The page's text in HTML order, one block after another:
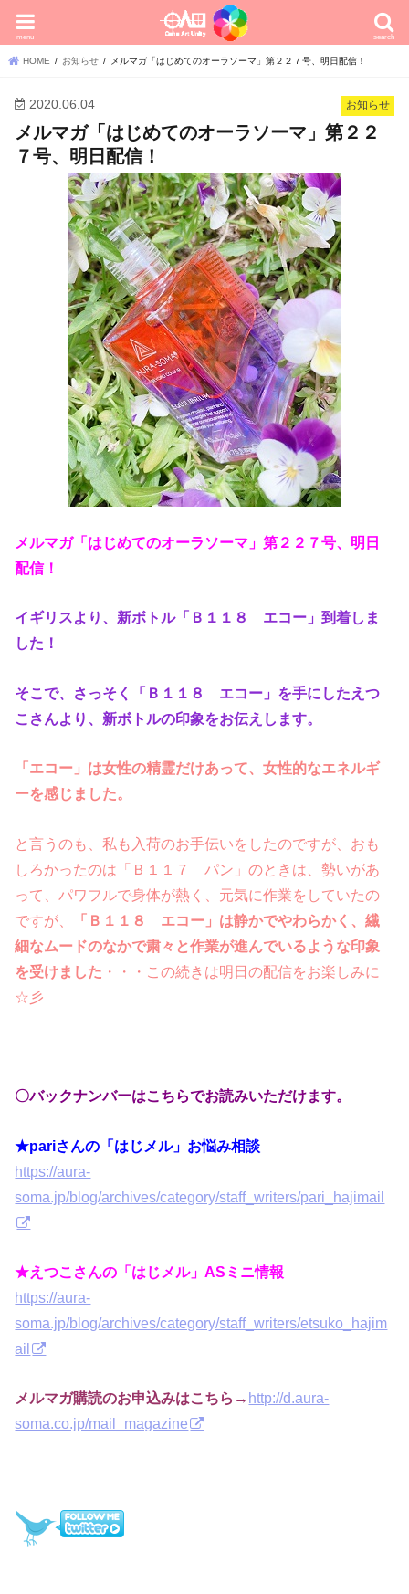
search
menu
HOME お知らせ メルマガ「はじめてのオーラソーマ」第２２７号、明日配信！
お知らせ
2020.06.04
メルマガ「はじめてのオーラソーマ」第２２
７号、明日配信！
メルマガ「はじめてのオーラソーマ」第２２７号、明日
配信！
イギリスより、新ボトル「Ｂ１１８ エコー」到着しま
した！
そこで、さっそく「Ｂ１１８ エコー」を手にしたえつ
こさんより、新ボトルの印象をお伝えします。
「エコー」は女性の精霊だけあって、女性的なエネルギ
ーを感じました。
と言うのも、私も入荷のお手伝いをしたのですが、おも
しろかったのは「Ｂ１１７ パン」のときは、勢いがあ
って、パワフルで身体が熱く、元気に作業をしていたの
ですが、
「Ｂ１１８ エコー」は静かでやわらかく、繊
細なムードのなかで粛々と作業が進んでいるような印象
を受けました ・・・この続きは明日の配信をお楽しみに
☆彡
〇バックナンバーはこちらでお読みいただけます。
★pariさんの「はじメル」お悩み相談
https://aura-
soma.jp/blog/archives/category/staff_writers/pari_hajimail
★えつこさんの「はじメル」ASミニ情報
https://aura-
soma.jp/blog/archives/category/staff_writers/etsuko_hajim
ail
メルマガ購読のお申込みはこちら→ http://d.aura-
soma.co.jp/mail_magazine